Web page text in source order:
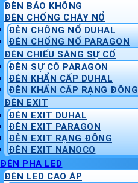
ĐÈN BÁO KHÔNG
ĐÈN CHỐNG CHÁY NỔ
ĐÈN CHỐNG NỔ DUHAL
ĐÈN CHỐNG NỔ PARAGON
ĐÈN CHIẾU SÁNG SỰ CỐ
ĐÈN SỰ CỐ PARAGON
ĐÈN KHẨN CẤP DUHAL
ĐÈN KHẨN CẤP RẠNG ĐÔNG
ĐÈN EXIT
ĐÈN EXIT DUHAL
ĐÈN EXIT PARAGON
ĐÈN EXIT RẠNG ĐÔNG
ĐÈN EXIT NANOCO
ĐÈN PHA LED
ĐÈN LED CAO ÁP